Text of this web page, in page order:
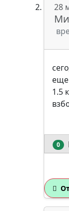
28
еще
1.5
0